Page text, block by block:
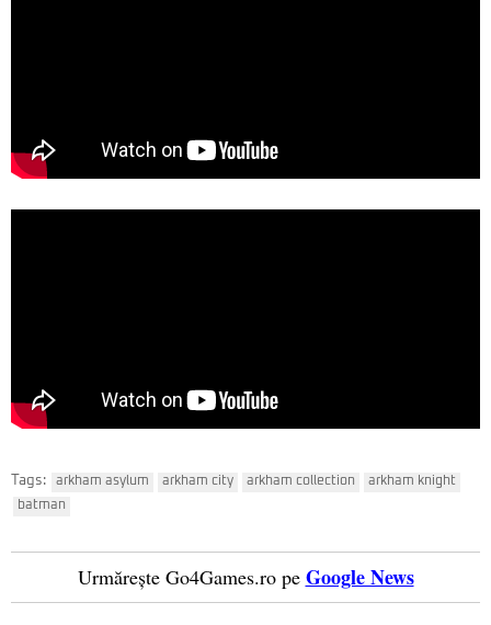
Tags: arkham asylum arkham city arkham collection
arkham knight
batman
Urmărește Go4Games.ro pe Google News